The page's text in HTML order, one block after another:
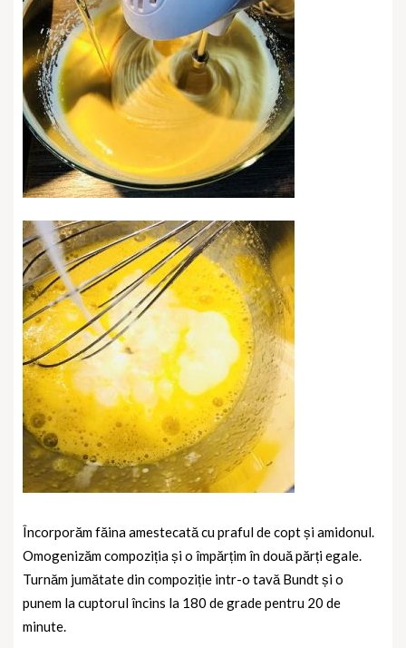
Încorporăm făina amestecată cu praful de copt și amidonul.
Omogenizăm compoziția și o împărțim în două părți egale.
Turnăm jumătate din compoziție intr-o tavă Bundt și o
punem la cuptorul încins la 180 de grade pentru 20 de
minute.